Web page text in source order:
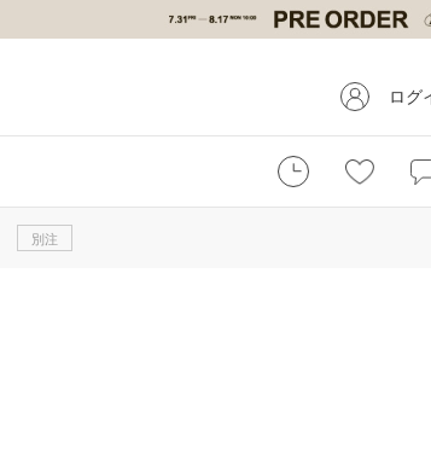
ログ
別注